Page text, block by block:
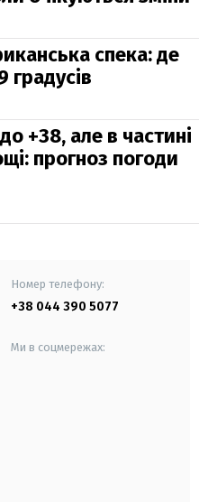
спека: де
градусів
+38, але в частині
прогноз погоди
Номер телефону:
+38 044 390 5077
Ми в соцмережах: